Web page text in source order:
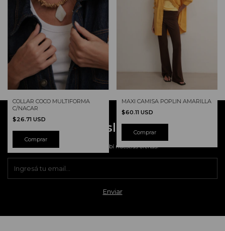
COLLAR COCO MULTIFORMA
C/NACAR
$26.71 USD
Comprar
MAXI CAMISA POPLIN AMARILLA
$60.11 USD
Newsletter
Registrate y recibí nuestras ofertas.